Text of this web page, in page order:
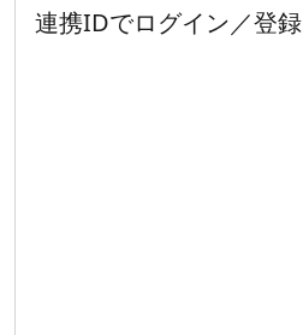
連携IDでログイン／登録